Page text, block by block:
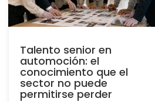
Talento senior en
automoción: el
conocimiento que el
sector no puede
permitirse perder